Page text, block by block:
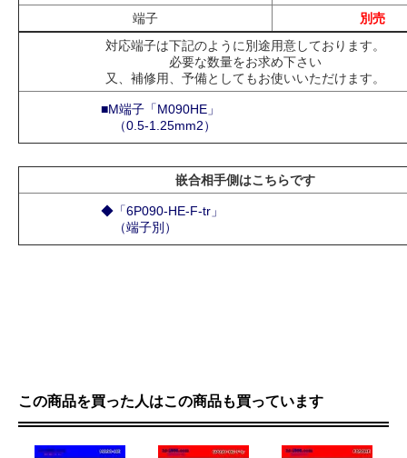
端子
別売
対応端子は下記のように別途用意しております。
必要な数量をお求め下さい
又、補修用、予備としてもお使いいただけます。
■M端子「M090HE」
（0.5-1.25mm2）
嵌合相手側はこちらです
◆「6P090-HE-F-tr」
（端子別）
この商品を買った人はこの商品も買っています